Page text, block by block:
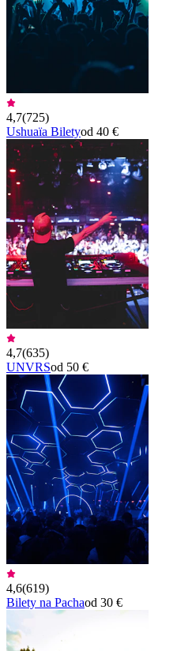
4,7(725)
Ushuaïa Biletyod 40 €
4,7(635)
UNVRSod 50 €
4,6(619)
Bilety na Pachaod 30 €